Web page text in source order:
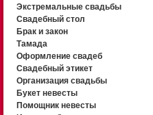
Экстремальные свадьбы
Свадебный стол
Брак и закон
Тамада
Оформление свадеб
Свадебный этикет
Организация свадьбы
Букет невесты
Помощник невесты